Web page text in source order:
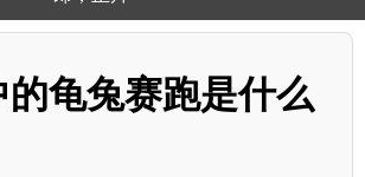
龟兔赛跑是什么